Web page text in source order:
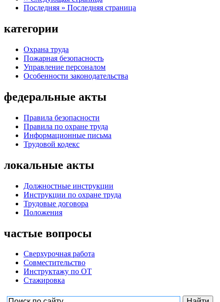
Последняя » Последняя страница
категории
Охрана труда
Пожарная безопасность
Управление персоналом
Особенности законодательства
федеральные акты
Правила безопасности
Правила по охране труда
Информационные письма
Трудовой кодекс
локальные акты
Должностные инструкции
Инструкции по охране труда
Трудовые договора
Положения
частые вопросы
Сверхурочная работа
Совместительство
Инструктажу по ОТ
Стажировка